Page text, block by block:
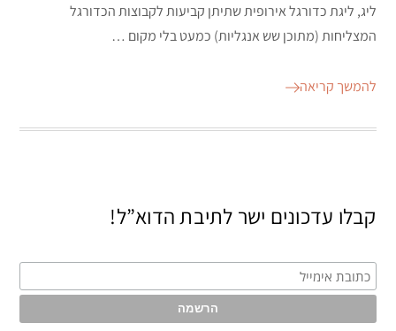
ליג, ליגת כדורגל אירופית שתיתן קביעות לקבוצות הכדורגל
המצליחות (מתוכן שש אנגליות) כמעט בלי מקום …
להמשך קריאה
קבלו עדכונים ישר לתיבת הדוא”ל!